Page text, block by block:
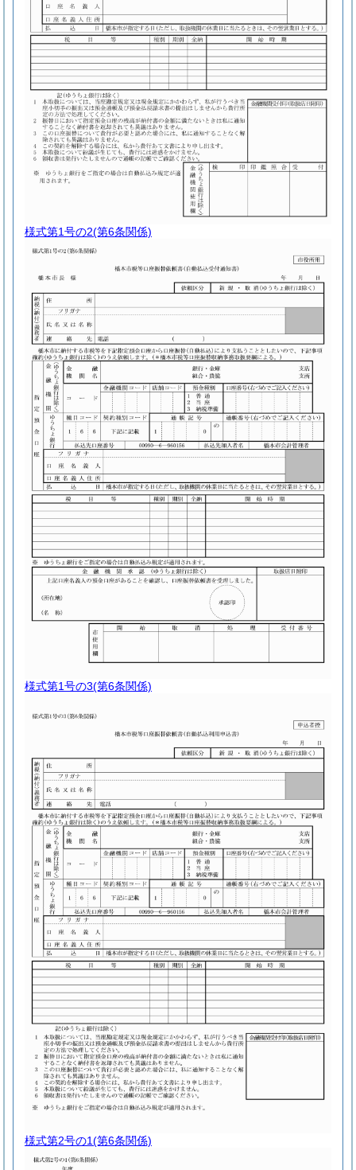
様式第1号の2(第6条関係)
様式第1号の3(第6条関係)
様式第2号の1(第6条関係)